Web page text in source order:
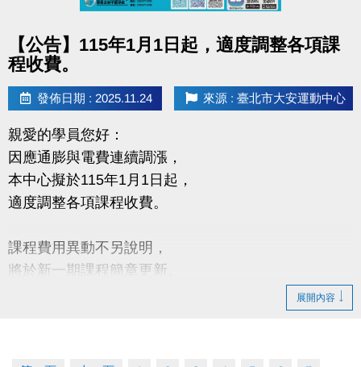
電話洽詢 (02)2396-0300 分機103、104
【公告】115年1月1日起，適度調整各項課
程收費。
發佈日期 : 2025.11.24 來源 : 臺北市大安運動中心
親愛的學員您好：
因應通膨與電費連續調漲，
本中心擬於115年1月1日起，
適度調整各項課程收費。
課程費用異動不另說明，
將於新一期課程簡章更新。
展開內容